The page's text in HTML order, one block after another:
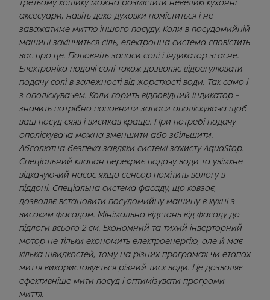
третьому кошику можна розмістити невеликі кухонні
аксесуари, навіть деко духовки поміститься і не
заважатиме миттю іншого посуду. Коли в посудомийній
машині закінчиться сіль, електронна система сповістить
вас про це. Поповніть запаси солі і індикатор згасне.
Електроніка подачі солі також дозволяє відрегулювати
подачу солі в залежності від жорсткості води. Так само і
з ополіскувачем. Коли горить відповідний індикатор -
значить потрібно поповнити запаси ополіскувача щоб
ваш посуд сяяв і висихав краще. При потребі подачу
ополіскувача можна зменшити або збільшити.
Абсолютна безпека завдяки системі захисту AquaStop.
Спеціальний клапан перекриє подачу води та увімкне
відкачуючий насос якщо сенсор помітить вологу в
піддоні. Спеціальна система фасаду, що ковзає,
дозволяє встановити посудомийну машину в кухні з
високим фасадом. Мінімальна відстань від фасаду до
підлоги всього 2 см. Економний та тихий інверторний
мотор не тільки економить електроенергію, але й має
кілька швидкостей, тому на різних програмах чи етапах
миття використовується різний тиск води. Це дозволяє
ефективніше мити посуд і оптимізувати програми
миття.